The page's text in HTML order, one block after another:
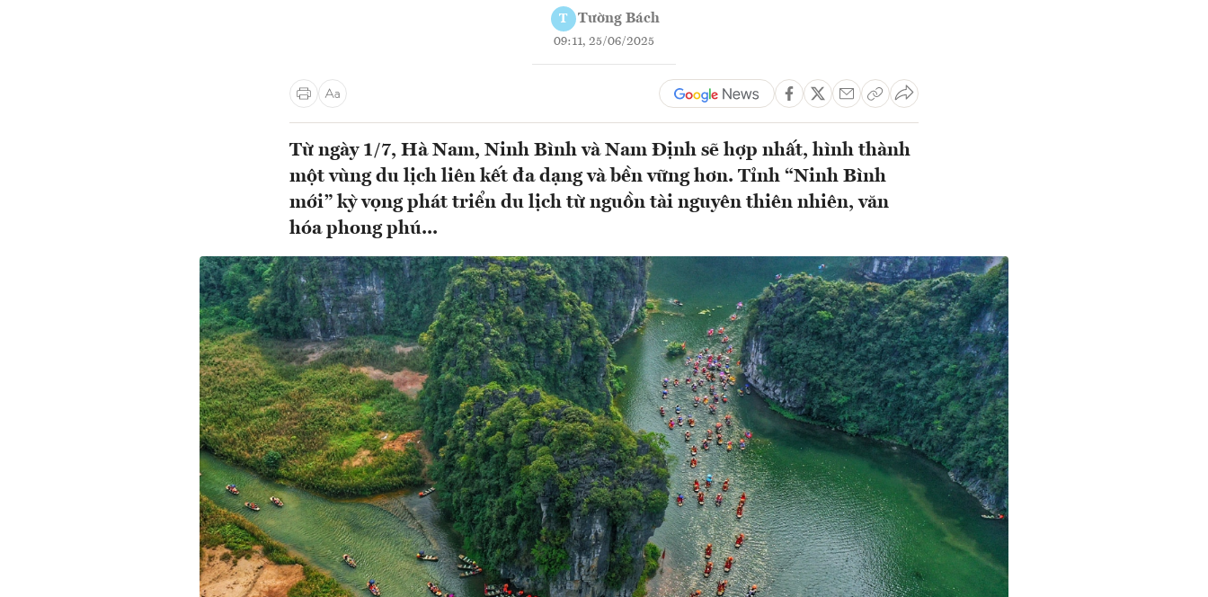
T Tường Bách
09:11, 25/06/2025
Từ ngày 1/7, Hà Nam, Ninh Bình và Nam Định sẽ hợp nhất, hình thành
một vùng du lịch liên kết đa dạng và bền vững hơn. Tỉnh “Ninh Bình
mới” kỳ vọng phát triển du lịch từ nguồn tài nguyên thiên nhiên, văn
hóa phong phú...